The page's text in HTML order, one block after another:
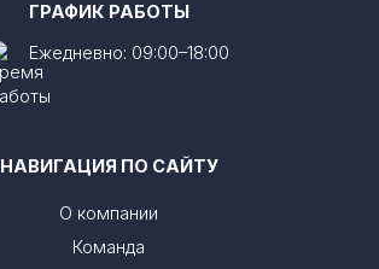
НАВИГАЦИЯ ПО САЙТУ
О компании
Команда
ГРАФИК РАБОТЫ
Ежедневно: 09:00–18:00